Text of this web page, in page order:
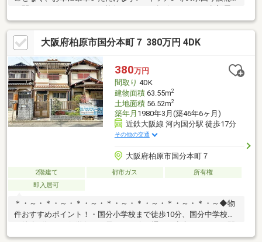
て開口がございますので、換気もスムーズに行えます♪・各部屋に
収納有、2階洋室横には納戸もあり、季節物や趣味の物の整理も安
心です！・玄関横の和室は、寝室や来客用のお部屋、お子様の遊
び場等、様々な用途としてご利用可能です♪【周辺施設】・柏原市
立旭ケ丘小学校まで460ｍ（徒歩6分）・食品館アプロ国分店まで
940ｍ（徒歩12分）・柏原旭ヶ丘郵便局まで480ｍ（徒歩6分）・
柏原市立国分図書館まで920ｍ（徒歩12分）・旭丘まぶね保育園
まで940ｍ（徒歩12分）
大阪府柏原市国分本町７ 380万円 4DK
380万円
間取り 4DK
建物面積63.55m2
土地面積56.52m2
築年月 1980年3月(築46年6ヶ月)
近鉄大阪線 河内国分駅 徒歩17分
その他の交通
大阪府柏原市国分本町７
2階建て 都市ガス
所有権
即入居可
＊・～・＊・～・＊・～・＊・～・＊・～・＊・～・＊・～◆物
件おすすめポイント！・国分小学校まで徒歩10分、国分中学校ま
静な住宅街なのでゆったりと落ち着いた空間でお過ごしいただけ